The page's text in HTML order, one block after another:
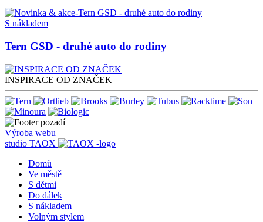
S nákladem
Tern GSD - druhé auto do rodiny
INSPIRACE OD ZNAČEK
Výroba webu
studio TAOX
Domů
Ve městě
S dětmi
Do dálek
S nákladem
Volným stylem